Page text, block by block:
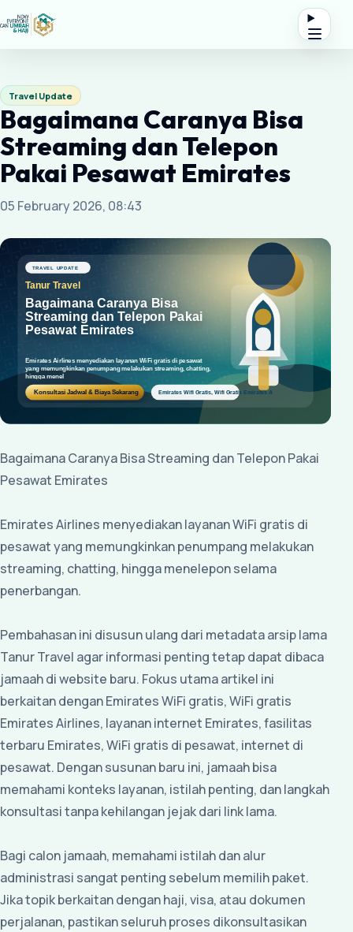
Travel Update
Bagaimana Caranya Bisa
Streaming dan Telepon
Pakai Pesawat Emirates
05 February 2026, 08:43
Bagaimana Caranya Bisa Streaming dan Telepon Pakai
Pesawat Emirates
Emirates Airlines menyediakan layanan WiFi gratis di
pesawat yang memungkinkan penumpang melakukan
streaming, chatting, hingga menelepon selama
penerbangan.
Pembahasan ini disusun ulang dari metadata arsip lama
Tanur Travel agar informasi penting tetap dapat dibaca
jamaah di website baru. Fokus utama artikel ini
berkaitan dengan Emirates WiFi gratis, WiFi gratis
Emirates Airlines, layanan internet Emirates, fasilitas
terbaru Emirates, WiFi gratis di pesawat, internet di
pesawat. Dengan susunan baru ini, jamaah bisa
memahami konteks layanan, istilah penting, dan langkah
konsultasi tanpa kehilangan jejak dari link lama.
Bagi calon jamaah, memahami istilah dan alur
administrasi sangat penting sebelum memilih paket.
Jika topik berkaitan dengan haji, visa, atau dokumen
perjalanan, pastikan seluruh proses dikonsultasikan